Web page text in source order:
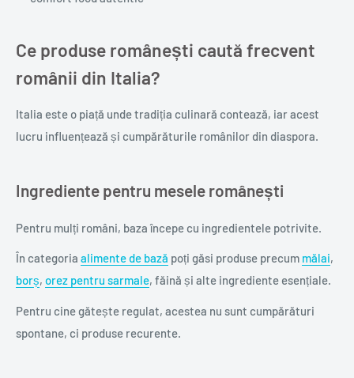
Ce produse românești caută frecvent
românii din Italia?
Italia este o piață unde tradiția culinară contează, iar acest
lucru influențează și cumpărăturile românilor din diaspora.
Ingrediente pentru mesele românești
Pentru mulți români, baza începe cu ingredientele potrivite.
În categoria alimente de bază poți găsi produse precum mălai,
borș, orez pentru sarmale, făină și alte ingrediente esențiale.
Pentru cine gătește regulat, acestea nu sunt cumpărături
spontane, ci produse recurente.